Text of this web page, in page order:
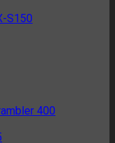
S150
400